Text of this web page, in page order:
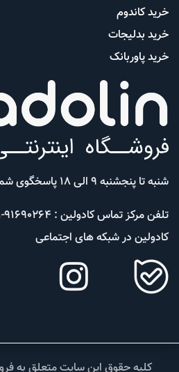
خرید کاندوم
خرید بدلیجات
خرید پاوربانک
شنبه تا پنجشنبه 9 الی 18 پاسخگوی شما هستیم
تلفن مرکز تماس کادولین : 91690264-021
کادولین در شبکه های اجتماعی
کلیه حقوق این سایت متعلق به